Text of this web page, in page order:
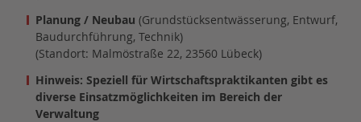
Planung / Neubau (Grundstücksentwässerung, Entwurf,
Baudurchführung, Technik)
(Standort: Malmöstraße 22, 23560 Lübeck)
Hinweis: Speziell für Wirtschaftspraktikanten gibt es
diverse Einsatzmöglichkeiten im Bereich der
Verwaltung